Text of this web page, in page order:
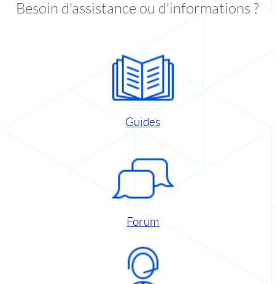
Besoin d'assistance ou d'informations ?
Guides
Forum